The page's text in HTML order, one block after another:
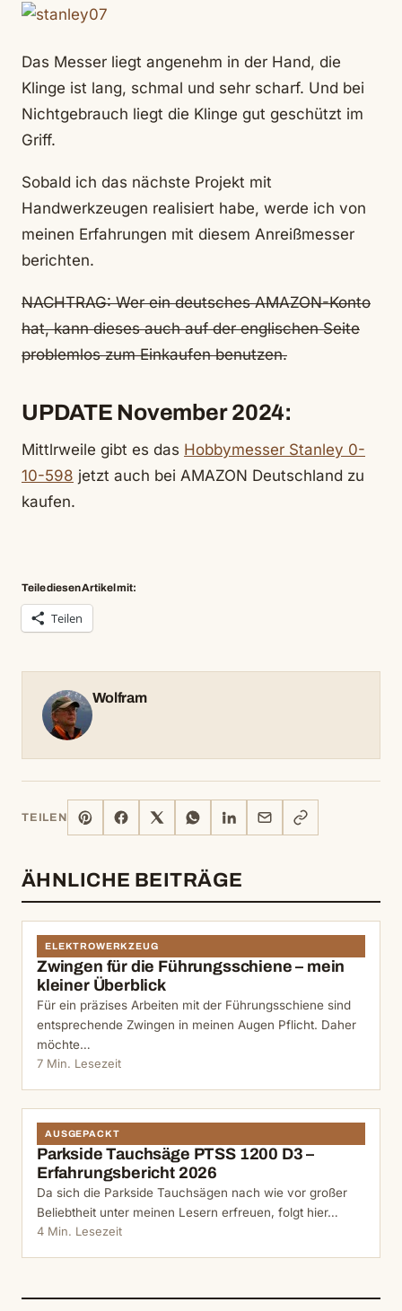
Das Messer liegt angenehm in der Hand, die
Klinge ist lang, schmal und sehr scharf. Und bei
Nichtgebrauch liegt die Klinge gut geschützt im
Griff.
Sobald ich das nächste Projekt mit
Handwerkzeugen realisiert habe, werde ich von
meinen Erfahrungen mit diesem Anreißmesser
berichten.
NACHTRAG: Wer ein deutsches AMAZON-Konto
hat, kann dieses auch auf der englischen Seite
problemlos zum Einkaufen benutzen.
UPDATE November 2024:
Mittlrweile gibt es das Hobbymesser Stanley 0-
10-598 jetzt auch bei AMAZON Deutschland zu
kaufen.
Teile diesen Artikel mit:
Teilen
Wolfram
TEILEN
PINTERESTFACEBOOK WHATSAPPLINKEDIN
MAIL
LINK
KOPIEREN
ÄHNLICHE BEITRÄGE
ELEKTROWERKZEUG
Zwingen für die Führungsschiene – mein
kleiner Überblick
Für ein präzises Arbeiten mit der Führungsschiene sind
entsprechende Zwingen in meinen Augen Pflicht. Daher
möchte…
7 Min. Lesezeit
AUSGEPACKT
Parkside Tauchsäge PTSS 1200 D3 –
Erfahrungsbericht 2026
Da sich die Parkside Tauchsägen nach wie vor großer
Beliebtheit unter meinen Lesern erfreuen, folgt hier…
4 Min. Lesezeit